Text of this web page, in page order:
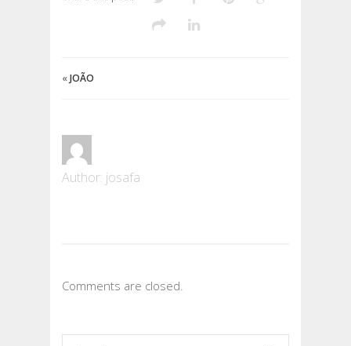
«JOÃO
Author: josafa
Comments are closed.